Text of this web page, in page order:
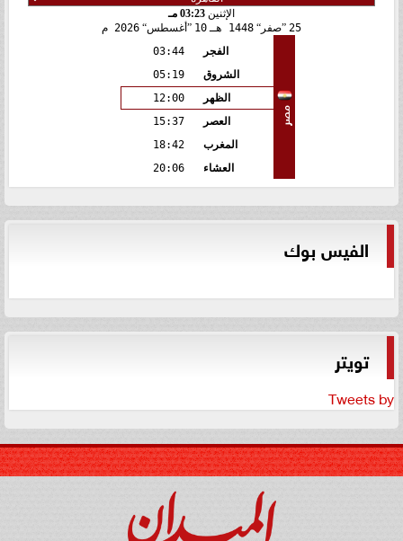
الإثنين 03:23 مـ
25
صفر 1448 هـ 10 أغسطس 2026 م
مصر
الفجر
03:44
الشروق
05:19
الظهر
12:00
العصر
15:37
المغرب
18:42
العشاء
20:06
الفيس بوك
تويتر
Tweets by